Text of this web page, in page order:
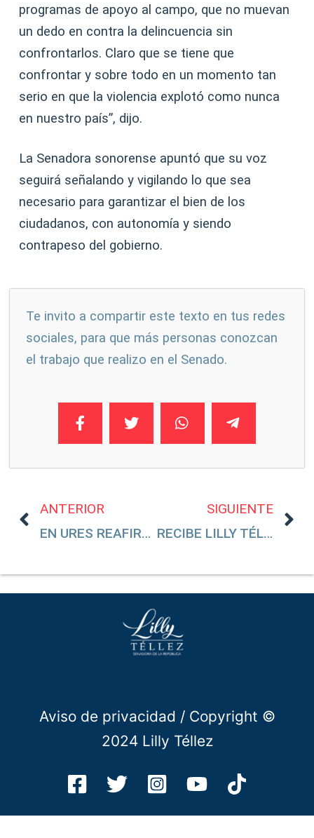
programas de apoyo al campo, que no muevan
un dedo en contra la delincuencia sin
confrontarlos. Claro que se tiene que
confrontar y sobre todo en un momento tan
serio en que la violencia explotó como nunca
en nuestro país”, dijo.
La Senadora sonorense apuntó que su voz
seguirá señalando y vigilando lo que sea
necesario para garantizar el bien de los
ciudadanos, con autonomía y siendo
contrapeso del gobierno.
Te invito a compartir este texto en tus redes
sociales, para que más personas conozcan
el trabajo que realizo en el Senado.
ANTERIOR
EN URES REAFIRMAN BELTRONES Y LILLY TÉLLEZ EL REGRESO DE PROGRAMAS Y APOYOS A TODOS LOS SECTORES CON SU LLEGADA AL SENADO
SIGUIENTE
RECIBE LILLY TÉLLEZ PROPUESTAS DE ASOCIACIONES ANIMALISTAS DE SONORA
Aviso de privacidad / Copyright ©
2024 Lilly Téllez